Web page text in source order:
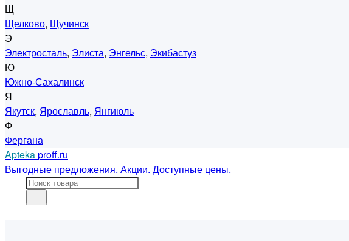
Щ
Щелково, Щучинск
Э
Электросталь, Элиста, Энгельс, Экибастуз
Ю
Южно-Сахалинск
Я
Якутск, Ярославль, Янгиюль
Ф
Фергана
Aptekaproff.ru
Выгодные предложения. Акции. Доступные цены.